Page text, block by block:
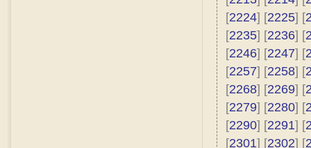
[2224] [2225] [
[2235] [2236] [
[2246] [2247] [
[2257] [2258] [
[2268] [2269] [
[2279] [2280] [
[2290] [2291] [
[2301] [2302] [